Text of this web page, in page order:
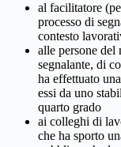
al facilitatore
processo di
contesto
alle persone del
segnalante, di
ha effettuato
essi da uno
quarto grado
ai colleghi di
che ha sporto